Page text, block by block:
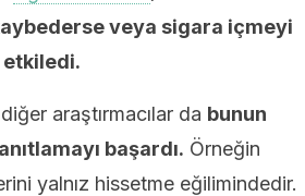
veya sigara içmeyi
etkiledi.
araştırmacılar da bunun
başardı. Örneğin
yalnız hissetme eğilimindedir.